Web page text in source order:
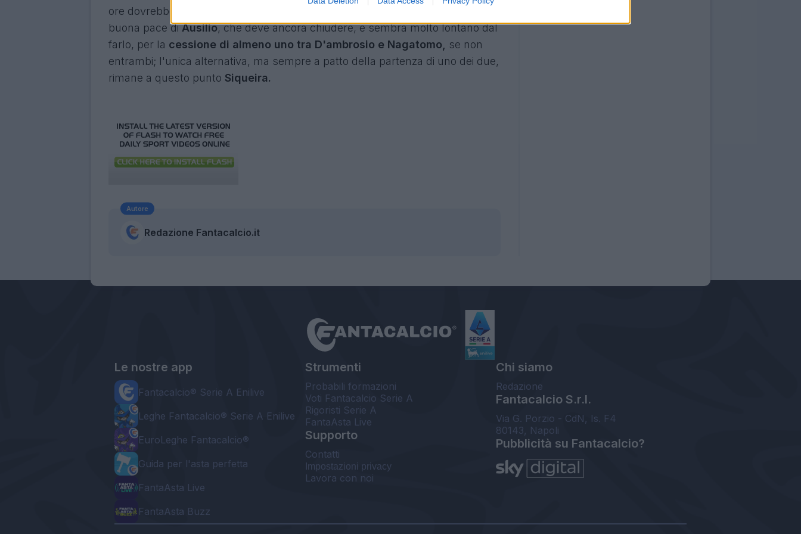
ore dovrebbe imbarcarsi sul volo che, dalla Spagna, lo porterà in Francia. Con
buona pace diAusilio, che deve ancora chiudere, e sembra molto lontano dal
farlo, per la cessione di almeno uno tra D'ambrosio e Nagatomo, se non
entrambi; l'unica alternativa, ma sempre a patto della partenza di uno dei due,
rimane a questo punto Siqueira.
Autore
Redazione Fantacalcio.it
Le nostre app
Fantacalcio® Serie A Enilive
Leghe Fantacalcio® Serie A Enilive
EuroLeghe Fantacalcio®
Guida per l'asta perfetta
FantaAsta Live
FantaAsta Buzz
Strumenti
Probabili formazioni
Voti Fantacalcio Serie A
Rigoristi Serie A
FantaAsta Live
Supporto
Contatti
Impostazioni privacy
Lavora con noi
Chi siamo
Redazione
Fantacalcio S.r.l.
Via G. Porzio - CdN, Is. F4
80143, Napoli
Pubblicità su Fantacalcio?